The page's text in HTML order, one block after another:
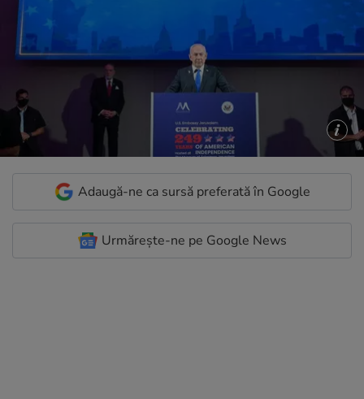
Adaugă-ne ca sursă preferată în Google
Urmărește-ne pe Google News